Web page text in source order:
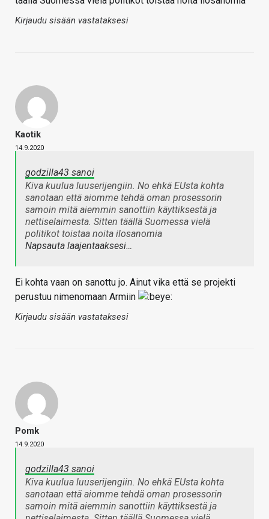
Kirjaudu sisään vastataksesi
Kaotik
14.9.2020
godzilla43 sanoi
Kiva kuulua luuserijengiin. No ehkä EUsta kohta
sanotaan että aiomme tehdä oman prosessorin
samoin mitä aiemmin sanottiin käyttiksestä ja
nettiselaimesta. Sitten täällä Suomessa vielä
politikot toistaa noita ilosanomia
Napsauta laajentaaksesi…
Ei kohta vaan on sanottu jo. Ainut vika että se projekti
perustuu nimenomaan Armiin
Kirjaudu sisään vastataksesi
Pomk
14.9.2020
godzilla43 sanoi
Kiva kuulua luuserijengiin. No ehkä EUsta kohta
sanotaan että aiomme tehdä oman prosessorin
samoin mitä aiemmin sanottiin käyttiksestä ja